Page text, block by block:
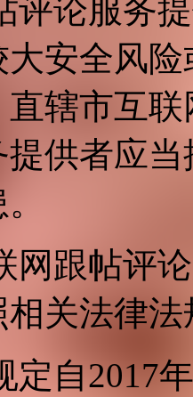
评论服务
安全风
辖市互
供者应
网跟帖评
关法律
定自2017